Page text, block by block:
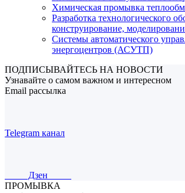
Химическая промывка
Разработка технологического
конструирование,
Системы автоматического
энергоцентров (АСУТП)
ПОДПИСЫВАЙТЕСЬ НА НОВОСТИ
Узнавайте о самом важном и интересном
Email рассылка
Telegram канал
Дзен
ПРОМЫВКА